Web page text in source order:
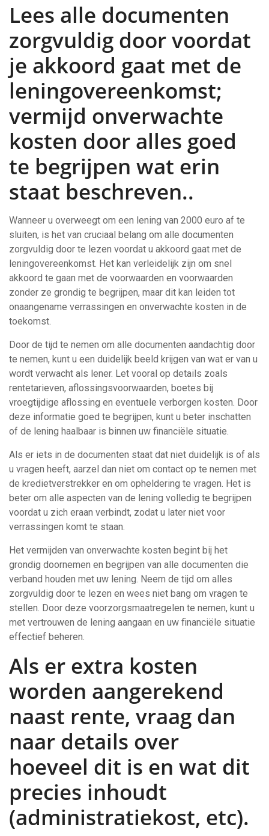
Lees alle documenten
zorgvuldig door voordat
je akkoord gaat met de
leningovereenkomst;
vermijd onverwachte
kosten door alles goed
te begrijpen wat erin
staat beschreven..
Wanneer u overweegt om een lening van 2000 euro af te
sluiten, is het van cruciaal belang om alle documenten
zorgvuldig door te lezen voordat u akkoord gaat met de
leningovereenkomst. Het kan verleidelijk zijn om snel
akkoord te gaan met de voorwaarden en voorwaarden
zonder ze grondig te begrijpen, maar dit kan leiden tot
onaangename verrassingen en onverwachte kosten in de
toekomst.
Door de tijd te nemen om alle documenten aandachtig door
te nemen, kunt u een duidelijk beeld krijgen van wat er van u
wordt verwacht als lener. Let vooral op details zoals
rentetarieven, aflossingsvoorwaarden, boetes bij
vroegtijdige aflossing en eventuele verborgen kosten. Door
deze informatie goed te begrijpen, kunt u beter inschatten
of de lening haalbaar is binnen uw financiële situatie.
Als er iets in de documenten staat dat niet duidelijk is of als
u vragen heeft, aarzel dan niet om contact op te nemen met
de kredietverstrekker en om opheldering te vragen. Het is
beter om alle aspecten van de lening volledig te begrijpen
voordat u zich eraan verbindt, zodat u later niet voor
verrassingen komt te staan.
Het vermijden van onverwachte kosten begint bij het
grondig doornemen en begrijpen van alle documenten die
verband houden met uw lening. Neem de tijd om alles
zorgvuldig door te lezen en wees niet bang om vragen te
stellen. Door deze voorzorgsmaatregelen te nemen, kunt u
met vertrouwen de lening aangaan en uw financiële situatie
effectief beheren.
Als er extra kosten
worden aangerekend
naast rente, vraag dan
naar details over
hoeveel dit is en wat dit
precies inhoudt
(administratiekost, etc).